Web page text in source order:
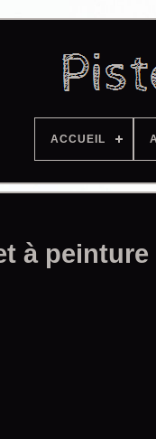
ACCUEIL
à peinture